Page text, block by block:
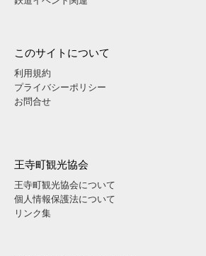
このサイトについて
利用規約
プライバシーポリシー
お問合せ
王寺町観光協会
王寺町観光協会について
個人情報保護法について
リンク集